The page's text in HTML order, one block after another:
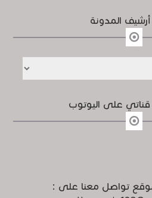
المدونة
على اليوتوب
تواصل معنا على :